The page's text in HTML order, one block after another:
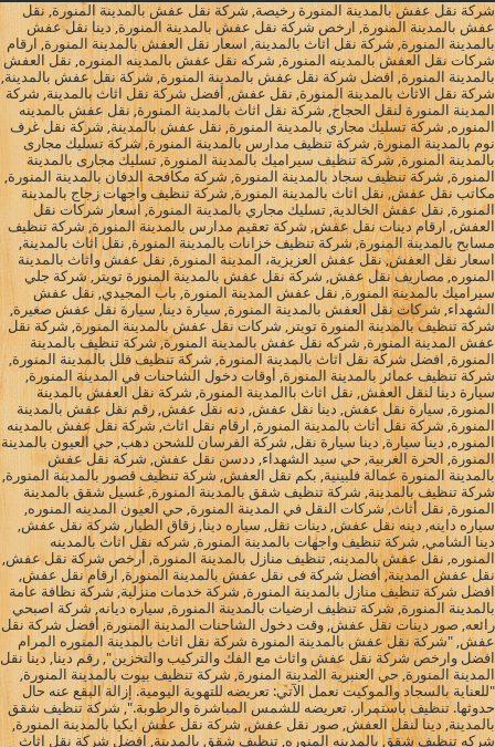
شركة نقل عفش بالمدينة المنورة رخيصة, شركة نقل عفش بالمدينة المنورة, نقل
عفش بالمدينة المنورة, ارخص شركة نقل عفش بالمدينة المنورة, دينا نقل عفش
بالمدينة المنورة, شركة نقل اثاث بالمدينة, اسعار نقل العفش بالمدينة المنورة, ارقام
شركات نقل العفش بالمدينه المنورة, شركه نقل عفش بالمدينه المنوره, نقل العفش
بالمدينة المنورة, افضل شركة نقل عفش بالمدينة المنورة, شركة نقل عفش بالمدينة,
شركة نقل الاثاث بالمدينة المنورة, نقل عفش, أفضل شركة نقل اثاث بالمدينة, شركة
المدينة المنورة لنقل الحجاج, شركة نقل اثاث بالمدينة المنورة, نقل عفش بالمدينه
المنوره, شركة تسليك مجاري بالمدينة المنورة, نقل عفش بالمدينة, شركة نقل غرف
نوم بالمدينة المنورة, شركة تنظيف مدارس بالمدينة المنورة, شركة تسليك مجارى
بالمدينة المنورة, شركة تنظيف سيراميك بالمدينة المنورة, تسليك مجارى بالمدينة
المنورة, شركة تنظيف سجاد بالمدينة المنورة, شركة مكافحة الدفان بالمدينة المنورة,
مكاتب نقل عفش, نقل اثاث بالمدينة المنورة, شركة تنظيف واجهات زجاج بالمدينة
المنورة, نقل عفش الخالدية, تسليك مجاري بالمدينة المنورة, اسعار شركات نقل
العفش, ارقام دينات نقل عفش, شركة تعقيم مدارس بالمدينة المنورة, شركة تنظيف
مسابح بالمدينة المنورة, شركة تنظيف خزانات بالمدينة المنورة, نقل اثاث بالمدينة,
اسعار نقل العفش, نقل عفش العزيزية، المدينة المنورة, نقل عفش واثاث بالمدينة
المنوره, مصاريف نقل عفش, شركة نقل عفش بالمدينة المنورة تويتر, شركة جلي
سيراميك بالمدينة المنورة, نقل عفش المدينة المنورة, باب المجيدي, نقل عفش
الشهداء, شركات نقل العفش بالمدينة المنورة, سيارة دينا, سيارة نقل عفش صغيرة,
شركة تنظيف بالمدينة المنورة تويتر, شركات نقل عفش بالمدينة المنورة, شركة نقل
عفش المدينة المنورة, شركه نقل عفش بالمدينة المنورة, شركة تنظيف بالمدينة
المنورة, افضل شركة نقل اثاث بالمدينة المنورة, شركة تنظيف فلل بالمدينة المنورة,
شركة تنظيف عمائر بالمدينة المنورة, أوقات دخول الشاحنات في المدينة المنورة,
سيارة دينا لنقل العفش, نقل اثاث باالمدينة المنورة, شركة نقل العفش بالمدينة
المنورة, سيارة نقل عفش, دينا نقل عفش, دنه نقل عفش, رقم نقل عفش بالمدينة
المنورة, شركة نقل أثاث بالمدينة المنورة, ارقام نقل اثاث, شركة نقل عفش بالمدينه
المنوره, دينا سيارة, دينا سيارة نقل, شركة الفرسان للشحن دهب, حي العيون بالمدينة
المنورة, الحرة الغربية, حي سيد الشهداء, ددسن نقل عفش, شركة نقل عفش
بالمدينة المنورة عمالة فلبينية, بكم نقل العفش, شركة تنظيف قصور بالمدينة المنورة,
شركة تنظيف بالمدينة, شركة تنظيف شقق بالمدينة المنورة, غسيل شقق بالمدينة
المنورة, نقل أثاث, شركات النقل في المدينة المنورة, حي العيون المدينه المنوره,
سياره داينه, دينه نقل عفش, دينات نقل, سياره دينا, زقاق الطيار, شركة نقل عفش,
دينا الشامي, شركة تنظيف واجهات بالمدينة المنورة, شركه نقل اثاث بالمدينه
المنوره, نقل عفش بالمدينه, تنظيف منازل بالمدينة المنورة, أرخص شركة نقل عفش,
نقل عفش المدينة, أفضل شركة فى نقل عفش بالمدينة المنورة, ارقام نقل عفش,
افضل شركة تنظيف منازل بالمدينة المنورة, شركة خدمات منزلية, شركة نظافة عامة
بالمدينة المنورة, شركة تنظيف ارضيات بالمدينة المنورة, سياره ديانه, شركة اصبحي
رائعه, صور دينات نقل عفش, وقت دخول الشاحنات المدينة المنورة, أفضل شركة نقل
عفش, "شركة نقل عفش بالمدينة المنورة شركة نقل اثاث بالمدينة المنوره المرام
افضل وارخص شركة نقل عفش واثاث مع الفك والتركيب والتخزين", رقم دينا, دينا نقل
المدينة المنورة, حي العنبرية المدينة المنورة, شركة تنظيف بيوت بالمدينة المنورة,
"للعناية بالسجاد والموكيت نعمل الآتي: تعريضه للتهوية اليومية. إزالة البقع عنه حال
حدوثها. تنظيف باستمرار. تعريضه للشمس المباشرة والرطوبة.", شركة تنظيف شقق
بالمدينة, دينا لنقل العفش, صور نقل عفش, شركة نقل عفش ايكيا بالمدينة المنورة,
شركه تنظيف شقق بالمدينه المنوره, تنظيف شقق بالمدينة, افضل شركة نقل اثاث